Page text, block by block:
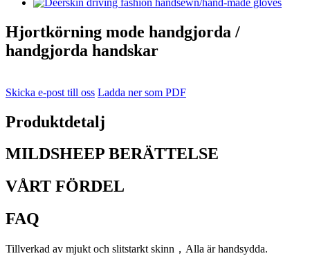
Hjortkörning mode handgjorda /
handgjorda handskar
Skicka e-post till oss Ladda ner som PDF
Produktdetalj
MILDSHEEP BERÄTTELSE
VÅRT FÖRDEL
FAQ
Tillverkad av mjukt och slitstarkt skinn ， Alla är handsydda.